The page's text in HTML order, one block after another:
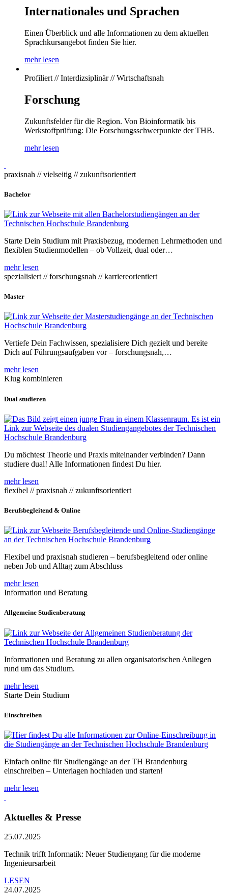
Internationales und Sprachen
Einen Überblick und alle Informationen zu dem aktuellen
Sprachkursangebot finden Sie hier.
mehr lesen
Profiliert // Interdizsiplinär // Wirtschaftsnah
Forschung
Zukunftsfelder für die Region. Von Bioinformatik bis
Werkstoffprüfung: Die Forschungsschwerpunkte der THB.
mehr lesen
praxisnah // vielseitig // zukunftsorientiert
Bachelor
Starte Dein Studium mit Praxisbezug, modernen Lehrmethoden und
flexiblen Studienmodellen – ob Vollzeit, dual oder…
mehr lesen
spezialisiert // forschungsnah // karriereorientiert
Master
Vertiefe Dein Fachwissen, spezialisiere Dich gezielt und bereite
Dich auf Führungsaufgaben vor – forschungsnah,…
mehr lesen
Klug kombinieren
Dual studieren
Du möchtest Theorie und Praxis miteinander verbinden? Dann
studiere dual! Alle Informationen findest Du hier.
mehr lesen
flexibel // praxisnah // zukunftsorientiert
Berufsbegleitend & Online
Flexibel und praxisnah studieren – berufsbegleitend oder online
neben Job und Alltag zum Abschluss
mehr lesen
Information und Beratung
Allgemeine Studienberatung
Informationen und Beratung zu allen organisatorischen Anliegen
rund um das Studium.
mehr lesen
Starte Dein Studium
Einschreiben
Einfach online für Studiengänge an der TH Brandenburg
einschreiben – Unterlagen hochladen und starten!
mehr lesen
Aktuelles & Presse
25.07.2025
Technik trifft Informatik: Neuer Studiengang für die moderne
Ingenieursarbeit
LESEN
24.07.2025